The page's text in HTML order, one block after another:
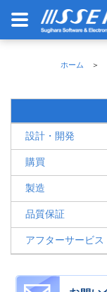
ホーム ＞
設計・開発
購買
製造
品質保証
アフターサービス